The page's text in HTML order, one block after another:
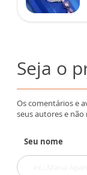
Seja o
Os comentários e
seus autores e
Seu nome